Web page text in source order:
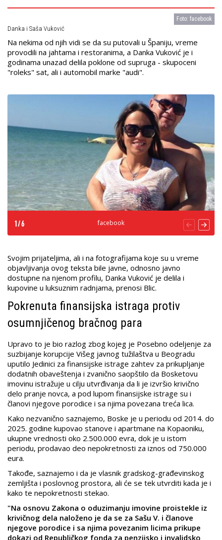
Foto: facebook
Danka i Saša Vuković
Na nekima od njih vidi se da su putovali u Španiju, vreme
provodili na jahtama i restoranima, a Danka Vuković je i
godinama unazad delila poklone od supruga - skupoceni
"roleks" sat, ali i automobil marke "audi".
facebook
1 /6
Svojim prijateljima, ali i na fotografijama koje su u vreme
objavljivanja ovog teksta bile javne, odnosno javno
dostupne na njenom profilu, Danka Vuković je delila i
kupovine u luksuznim radnjama, prenosi Blic.
Pokrenuta finansijska istraga protiv
osumnjičenog bračnog para
Upravo to je bio razlog zbog kojeg je Posebno odeljenje za
suzbijanje korupcije Višeg javnog tužilaštva u Beogradu
uputilo Jedinici za finansijske istrage zahtev za prikupljanje
dodatnih obaveštenja i zvanično saopštilo da Bosketovu
imovinu istražuje u cilju utvrđivanja da li je izvršio krivično
delo pranje novca, a pod lupom finansijske istrage su i
članovi njegove porodice i sa njima povezana treća lica.
Kako nezvanično saznajemo, Boske je u periodu od 2014. do
2025. godine kupovao stanove i apartmane na Kopaoniku,
ukupne vrednosti oko 2.500.000 evra, dok je u istom
periodu, prodavao deo nepokretnosti za iznos od 750.000
eura.
Takođe, saznajemo i da je vlasnik gradskog-građevinskog
zemljišta i poslovnog prostora, ali će se tek utvrditi kada je i
kako te nepokretnosti stekao.
"Na osnovu Zakona o oduzimanju imovine proistekle iz
krivičnog dela naloženo je da se za Sašu V. i članove
njegove porodice i sa njima povezanim licima prikupe
dokazi od Republičkog fonda za penzijsko i invalidsko